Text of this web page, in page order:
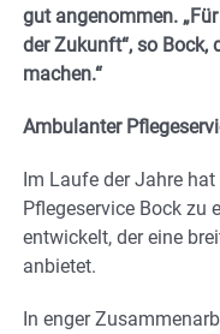
gut angenommen.
der Zukunft“, so Bock,
machen.“
Ambulanter
Im Laufe der Jahre
Pflegeservice Bock zu
entwickelt, der eine
anbietet.
In enger